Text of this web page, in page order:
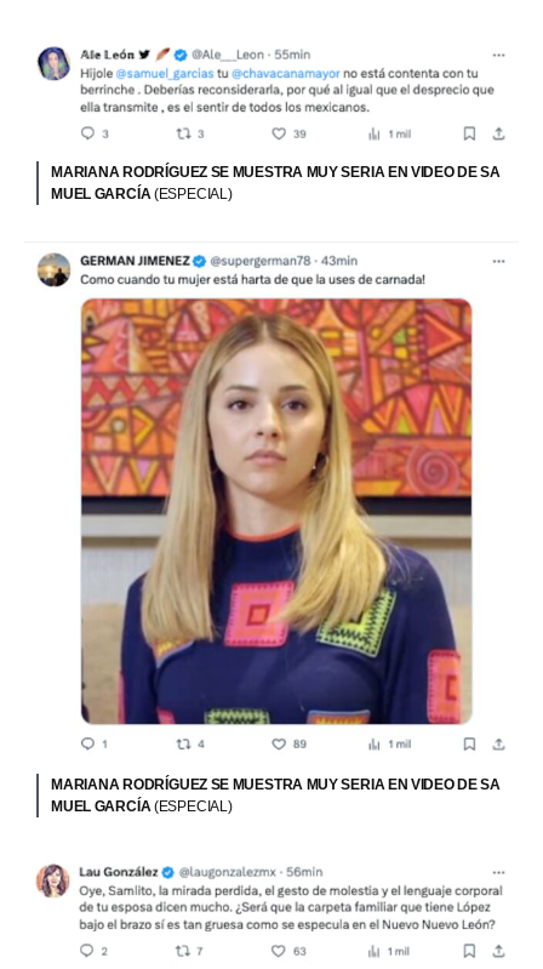
MARIANA RODRÍGUEZ SE MUESTRA MUY SERIA EN VIDEO DE SA
MUEL GARCÍA(ESPECIAL)
MARIANA RODRÍGUEZ SE MUESTRA MUY SERIA EN VIDEO DE SA
MUEL GARCÍA (ESPECIAL)